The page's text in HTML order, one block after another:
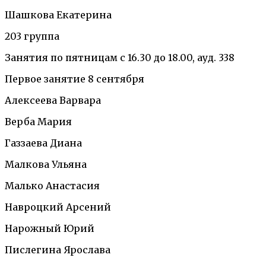
Шашкова Екатерина
203 группа
Занятия по пятницам с 16.30 до 18.00, ауд. 338
Первое занятие 8 сентября
Алексеева Варвара
Верба Мария
Газзаева Диана
Малкова Ульяна
Малько Анастасия
Навроцкий Арсений
Нарожный Юрий
Пислегина Ярослава